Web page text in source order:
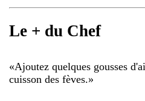
Le + du Chef
«Ajoutez quelques gousses
cuisson des fèves.»